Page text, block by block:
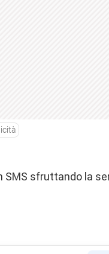
SMS sfruttando la